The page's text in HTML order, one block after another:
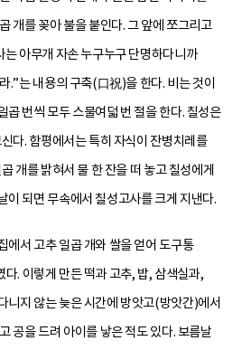
개를 꽂아 불을 붙인다. 그 앞에 쪼그리고
는 아무개 자손 누구누구 단명하다니까
.”는 내용의 구축(口祝)을 한다. 비는 것이
곱 번씩 모두 스물여덟 번 절을 한다. 칠성은
다. 함평에서는 특히 자식이 잔병치레를
개를 밝혀서 물 한 잔을 떠 놓고 칠성에게
이 되면 무속에서 칠성고사를 크게 지낸다.
에서 고추 일곱 개와 쌀을 얻어 도구통
. 이렇게 만든 떡과 고추, 밥, 삼색실과,
니지 않는 늦은 시간에 방앗고(방앗간)에서
공을 드려 아이를 낳은 적도 있다. 보름날